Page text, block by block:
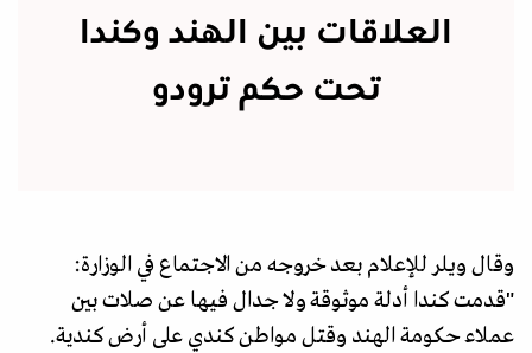
العلاقات بين الهند وكندا
تحت حكم ترودو
وقال ويلر للإعلام بعد خروجه من الاجتماع في الوزارة:
"قدمت كندا أدلة موثوقة ولا جدال فيها عن صلات بين
عملاء حكومة الهند وقتل مواطن كندي على أرض كندية.